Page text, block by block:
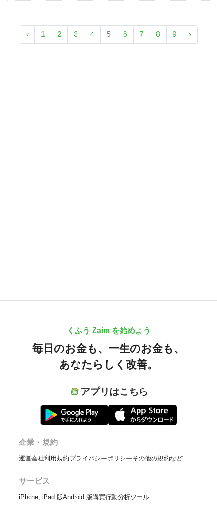
‹ 1 2 3 4 5 6 7 8 9 ›
くふう Zaim を始めよう
毎日のお金も、 一生のお金も、
あなたらしく改善。
アプリはこちら
企業・規約
運営会社利用規約プライバシーポリシーその他の規約など
サービス
iPhone, iPad 版Android 版購買行動分析ツール